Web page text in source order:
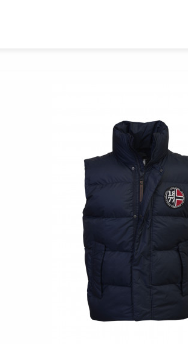
Sirupy ESTIAN
Poznejte naše sirupy
bez umělých sladidel.
Prohlédnout